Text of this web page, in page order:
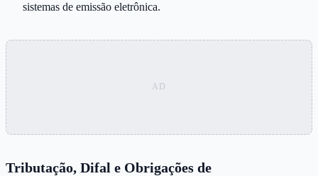
sistemas de emissão eletrônica.
Tributação, Difal e Obrigações de